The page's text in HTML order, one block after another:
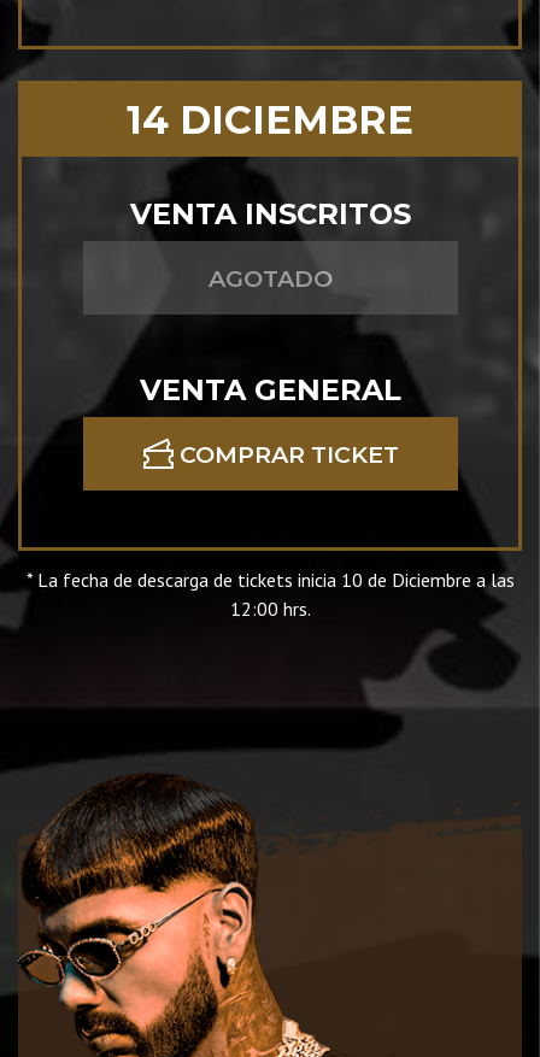
14 DICIEMBRE
VENTA INSCRITOS
AGOTADO
VENTA GENERAL
COMPRAR TICKET
* La fecha de descarga de tickets inicia 10 de Diciembre a las
12:00 hrs.